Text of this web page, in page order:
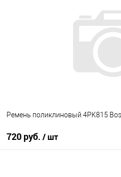
Ремень поликлиновый 4PK815
720 руб. / шт